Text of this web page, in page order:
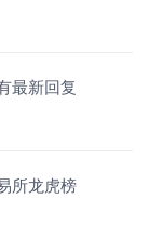
最新回复
所龙虎榜